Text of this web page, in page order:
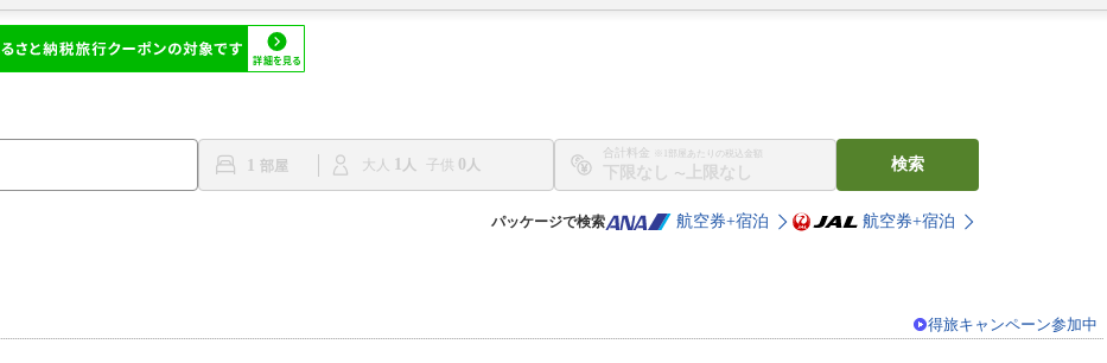
1 大人 1 子供 0
合計料金 ※1部屋あたりの税込金額
〜
検索
パッケージで検索 航空券+宿泊 航空券+宿泊
得旅キャンペーン参加中